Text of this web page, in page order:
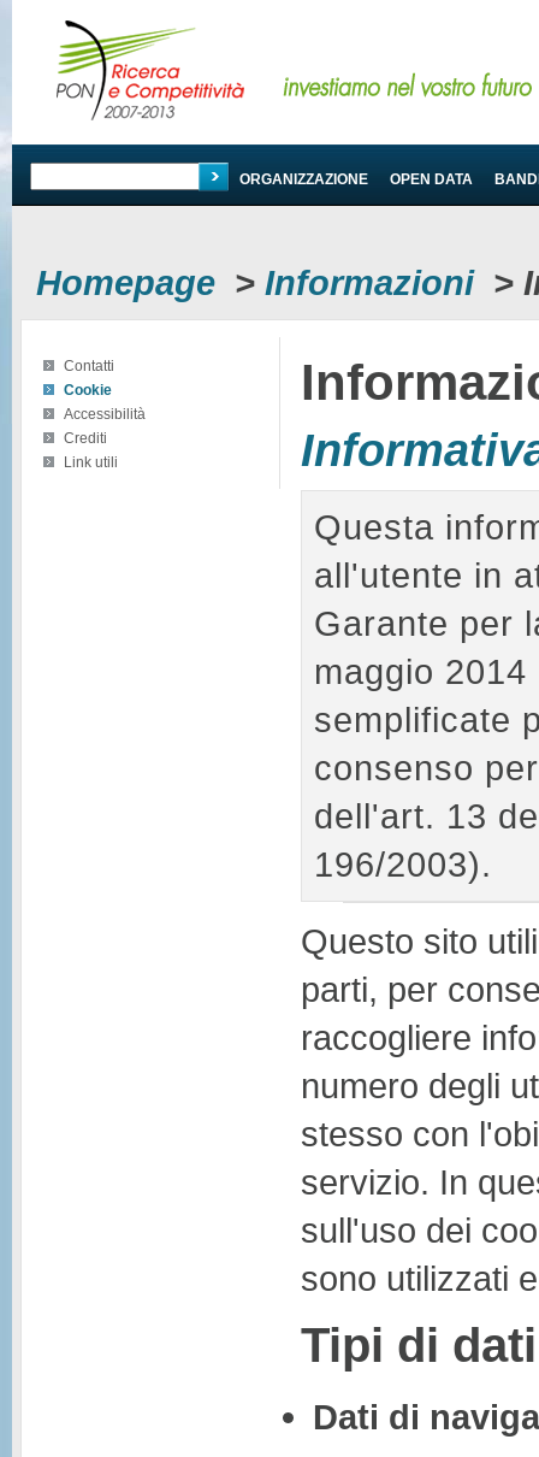
PROGRAMMA ORGANIZZAZIONE OPEN DATA
Homepage > Informazioni>
Contatti
Cookie
Accessibilità
Crediti
Link utili
Questa
all'utente in
Garante per
maggio
semplificate
consenso
dell'art. 13
196/2003).
Questo sito
parti, per
raccogliere
numero degli
stesso con
servizio. In
sull'uso dei
sono utilizzati
Tipi di
Dati di